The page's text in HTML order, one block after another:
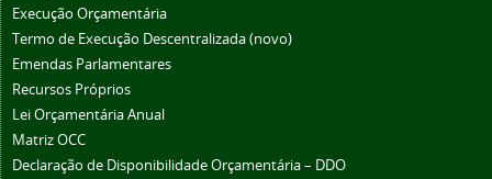
Execução Orçamentária
Termo de Execução Descentralizada (novo)
Emendas Parlamentares
Recursos Próprios
Lei Orçamentária Anual
Matriz OCC
Declaração de Disponibilidade Orçamentária – DDO